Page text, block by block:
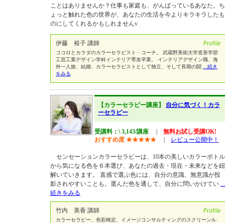
ことはありませんか？仕事も家庭も、がんばっているあなた。ち
ょっと触れた色の世界が、あなたの生活を今よりキラキラしたも
のにしてくれるかもしれませんv
伊藤 裕子 講師
ココロとカラダのカラーセラピスト・コーチ。 武蔵野美術大学造形学部
工芸工業デザイン学科インテリア専攻卒業。 インテリアデザイン職、海
外一人旅、結婚、カラーセラピストとして独立、そして長期の闘
...続き
をみる
【カラーセラピー講座】 自分に気づく！カラ
ーセラピー
受講料：\ 3,143/講座
無料お試し受講OK!
おすすめ度 ★★★★★ レビュー公開中！
センセーションカラーセラピーは、10本の美しいカラーボトル
から気になる色を６本選び、あなたの過去・現在・未来などを紐
解いていきます。 直感で選ぶ色には、自分の意識、無意識が投
影されやすいことも。選んだ色を通して、自分に問いかけてい ...
続きをみる
竹内 美香 講師
カラーセラピー、色彩検定、イメージコンサルティングのスクリーンA-